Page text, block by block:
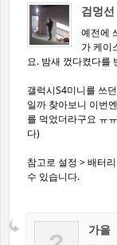
검멍선
예전에
가 케이
요. 밤새 껐다켰다를
갤럭시S4미니를 쓰
일까 찾아보니 이번
를 먹었더라구요 ㅠ
다)
참고로 설정 > 배터
수 있습니다.
가을